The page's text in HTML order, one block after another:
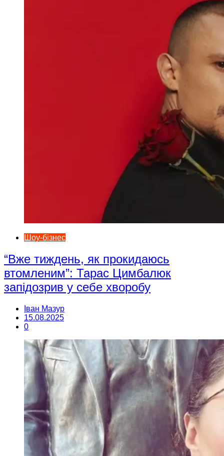
Шоу-бізнес
“Вже тиждень, як прокидаюсь
втомленим”: Тарас Цимбалюк
запідозрив у себе хворобу
Іван Мазур
15.08.2025
0